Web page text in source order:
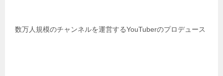
数万人規模のチャンネルを運営するYouTuberのプロデュース